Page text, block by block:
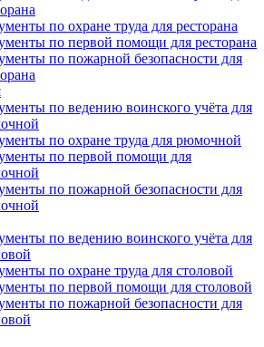
по охране труда для ресторана
по первой помощи для ресторана
по пожарной безопасности для
по ведению воинского учёта для
по охране труда для рюмочной
по первой помощи для
по пожарной безопасности для
по ведению воинского учёта для
по охране труда для столовой
по первой помощи для столовой
по пожарной безопасности для